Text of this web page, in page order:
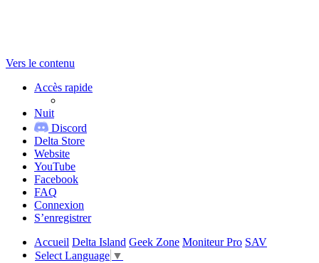
Vers le contenu
Accès rapide
Nuit
Discord
Delta Store
Website
YouTube
Facebook
FAQ
Connexion
S’enregistrer
Accueil Delta Island Geek Zone Moniteur Pro SAV
Select Language ▼